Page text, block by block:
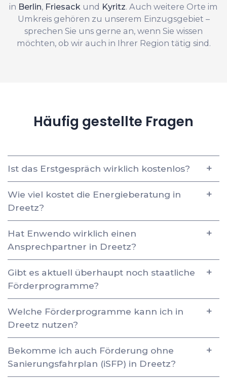
in Berlin, Friesack und Kyritz. Auch weitere Orte im
Umkreis gehören zu unserem Einzugsgebiet –
sprechen Sie uns gerne an, wenn Sie wissen
möchten, ob wir auch in Ihrer Region tätig sind.
Häufig gestellte Fragen
Ist das Erstgespräch wirklich kostenlos?
Wie viel kostet die Energieberatung in
Dreetz?
Hat Enwendo wirklich einen
Ansprechpartner in Dreetz?
Gibt es aktuell überhaupt noch staatliche
Förderprogramme?
Welche Förderprogramme kann ich in
Dreetz nutzen?
Bekomme ich auch Förderung ohne
Sanierungsfahrplan (iSFP) in Dreetz?